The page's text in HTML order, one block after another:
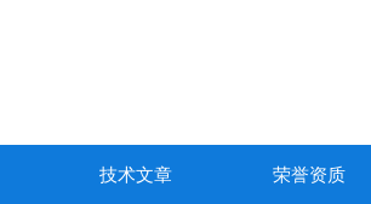
技术文章 荣誉资质